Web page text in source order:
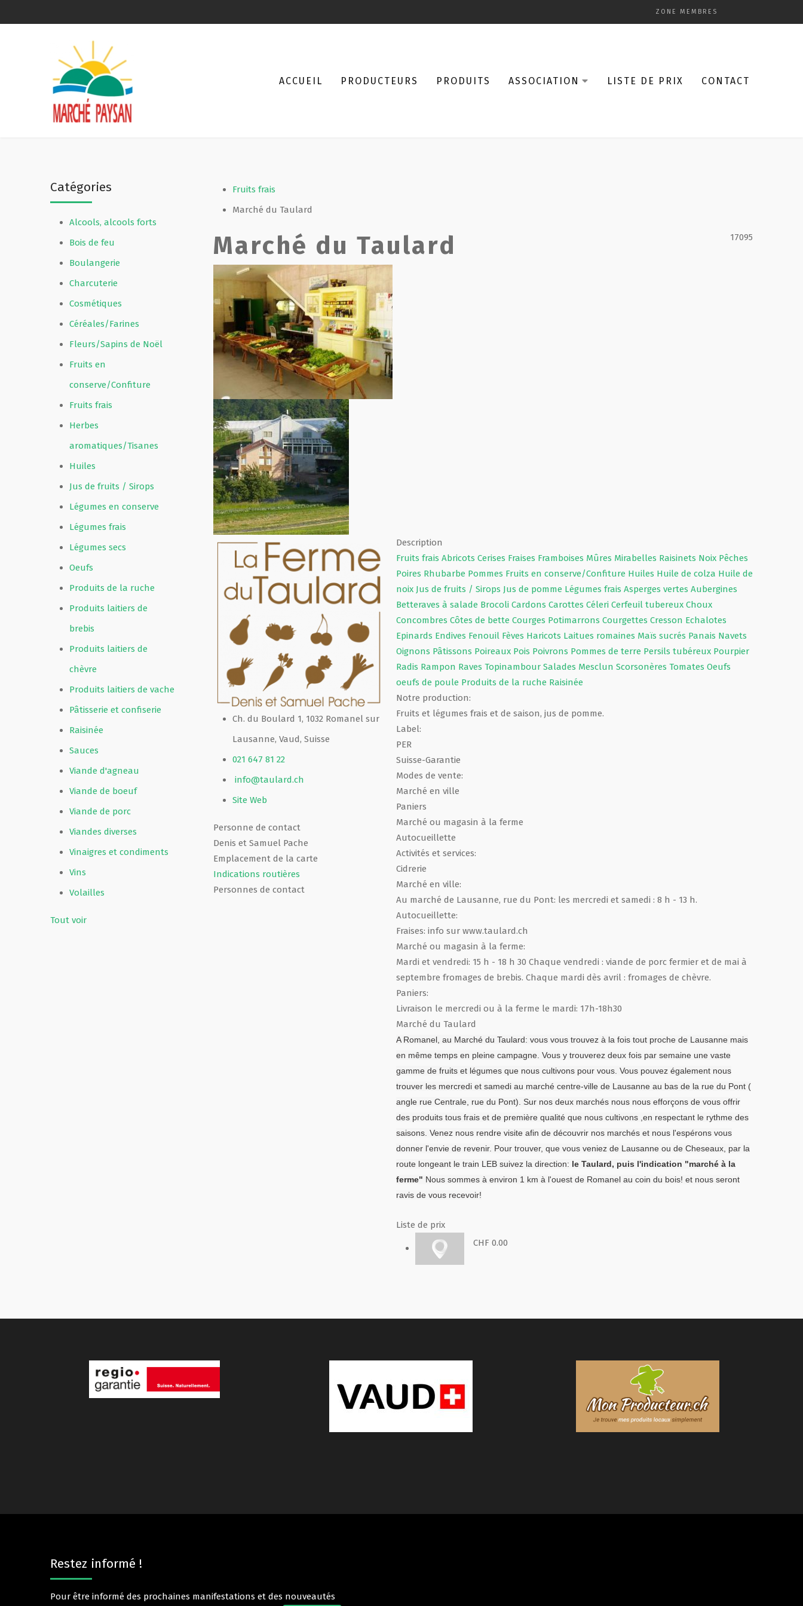
ZONE MEMBRES
ACCUEIL PRODUCTEURS PRODUITS ASSOCIATION LISTE DE PRIX CONTACT
Catégories
Alcools, alcools forts
Bois de feu
Boulangerie
Charcuterie
Cosmétiques
Céréales/Farines
Fleurs/Sapins de Noël
Fruits en
conserve/Confiture
Fruits frais
Herbes
aromatiques/Tisanes
Huiles
Jus de fruits / Sirops
Légumes en conserve
Légumes frais
Légumes secs
Oeufs
Produits de la ruche
Produits laitiers de
brebis
Produits laitiers de
chèvre
Produits laitiers de vache
Pâtisserie et confiserie
Raisinée
Sauces
Viande d'agneau
Viande de boeuf
Viande de porc
Viandes diverses
Vinaigres et condiments
Vins
Volailles
Tout voir
Fruits frais
Marché du Taulard
Marché du Taulard 17095
Ch. du Boulard 1, 1032 Romanel sur
Lausanne, Vaud, Suisse
021 647 81 22
info@taulard.ch
Site Web
Personne de contact
Denis et Samuel Pache
Emplacement de la carte
Indications routières
Personnes de contact
Description
Fruits frais Abricots Cerises Fraises Framboises Mûres Mirabelles Raisinets Noix Pêches
Poires Rhubarbe Pommes Fruits en conserve/Confiture Huiles Huile de colza Huile de
noix Jus de fruits / Sirops Jus de pomme Légumes frais Asperges vertes Aubergines
Betteraves à salade Brocoli Cardons Carottes Céleri Cerfeuil tubereux Choux
Concombres Côtes de bette Courges Potimarrons Courgettes Cresson Echalotes
Epinards Endives Fenouil Fèves Haricots Laitues romaines Maïs sucrés Panais Navets
Oignons Pâtissons Poireaux Pois Poivrons Pommes de terre Persils tubéreux Pourpier
Radis Rampon Raves Topinambour Salades Mesclun Scorsonères Tomates Oeufs
oeufs de poule Produits de la ruche Raisinée
Notre production:
Fruits et légumes frais et de saison, jus de pomme.
Label:
PER
Suisse-Garantie
Modes de vente:
Marché en ville
Paniers
Marché ou magasin à la ferme
Autocueillette
Activités et services:
Cidrerie
Marché en ville:
Au marché de Lausanne, rue du Pont: les mercredi et samedi : 8 h - 13 h.
Autocueillette:
Fraises: info sur www.taulard.ch
Marché ou magasin à la ferme:
Mardi et vendredi: 15 h - 18 h 30 Chaque vendredi : viande de porc fermier et de mai à
septembre fromages de brebis. Chaque mardi dès avril : fromages de chèvre.
Paniers:
Livraison le mercredi ou à la ferme le mardi: 17h-18h30
Marché du Taulard
A Romanel, au Marché du Taulard: vous vous trouvez à la fois tout proche de Lausanne mais
en même temps en pleine campagne. Vous y trouverez deux fois par semaine une vaste
gamme de fruits et légumes que nous cultivons pour vous. Vous pouvez également nous
trouver les mercredi et samedi au marché centre-ville de Lausanne au bas de la rue du Pont (
angle rue Centrale, rue du Pont). Sur nos deux marchés nous nous efforçons de vous offrir
des produits tous frais et de première qualité que nous cultivons ,en respectant le rythme des
saisons. Venez nous rendre visite afin de découvrir nos marchés et nous l'espérons vous
donner l'envie de revenir. Pour trouver, que vous veniez de Lausanne ou de Cheseaux, par la
route longeant le train LEB suivez la direction: le Taulard, puis l'indication "marché à la
ferme" Nous sommes à environ 1 km à l'ouest de Romanel au coin du bois! et nous seront
ravis de vous recevoir!
Liste de prix
CHF 0.00
Restez informé !
Pour être informé des prochaines manifestations et des nouveautés
Qui sommes-nous ?
Devenir membre
Revue de presse
Guide de la vente directe
Fête Marché Paysan